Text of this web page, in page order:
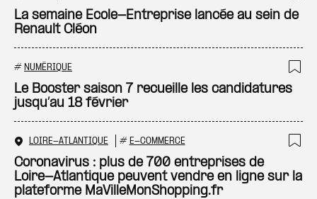
La semaine Ecole-Entreprise lancée au sein de
Renault Cléon
# NUMÉRIQUE
Le Booster saison 7 recueille les candidatures
jusqu’au 18 février
LOIRE-ATLANTIQUE # E-COMMERCE
Coronavirus : plus de 700 entreprises de
Loire-Atlantique peuvent vendre en ligne sur la
plateforme MaVilleMonShopping.fr